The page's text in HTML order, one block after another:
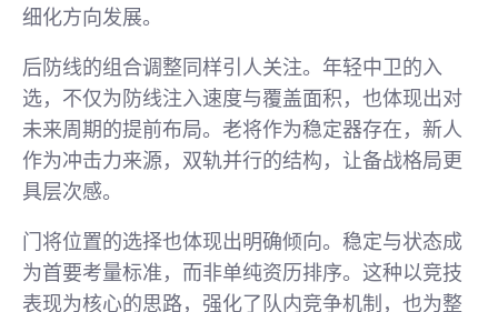
细化方向发展。
后防线的组合调整同样引人关注。年轻中卫的入
选，不仅为防线注入速度与覆盖面积，也体现出对
未来周期的提前布局。老将作为稳定器存在，新人
作为冲击力来源，双轨并行的结构，让备战格局更
具层次感。
门将位置的选择也体现出明确倾向。稳定与状态成
为首要考量标准，而非单纯资历排序。这种以竞技
表现为核心的思路，强化了队内竞争机制，也为整